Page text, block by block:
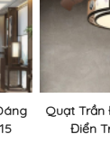
Quạt Trần
Điển